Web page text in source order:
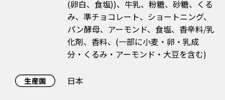
(卵白、食塩))、牛乳、粉糖、砂糖、くる
み、準チョコレート、ショートニング、
パン酵母、アーモンド、食塩、香辛料/乳
化剤、香料、(一部に小麦・卵・乳成
分・くるみ・アーモンド・大豆を含む)
日本